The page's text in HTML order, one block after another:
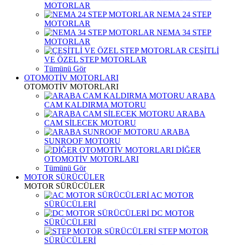
MOTORLAR
NEMA 24 STEP
MOTORLAR
NEMA 34 STEP
MOTORLAR
ÇEŞİTLİ
VE ÖZEL STEP MOTORLAR
Tümünü Gör
OTOMOTİV MOTORLARI
OTOMOTİV MOTORLARI
ARABA
CAM KALDIRMA MOTORU
ARABA
CAM SİLECEK MOTORU
ARABA
SUNROOF MOTORU
DİĞER
OTOMOTİV MOTORLARI
Tümünü Gör
MOTOR SÜRÜCÜLER
MOTOR SÜRÜCÜLER
AC MOTOR
SÜRÜCÜLERİ
DC MOTOR
SÜRÜCÜLERİ
STEP MOTOR
SÜRÜCÜLERİ